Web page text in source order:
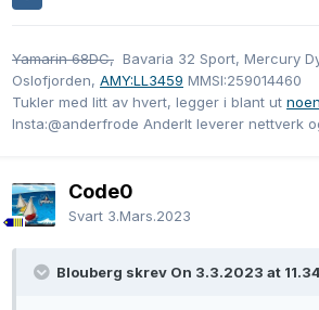
Yamarin 68DC, Bavaria 32 Sport, Mercury
Oslofjorden, AMY:LL3459 MMSI:259014460
Tukler med litt av hvert, legger i blant ut
Insta:@anderfrode AnderIt leverer nettverk
Code0
Svart 3.Mars.2023
Blouberg skrev On 3.3.2023 at